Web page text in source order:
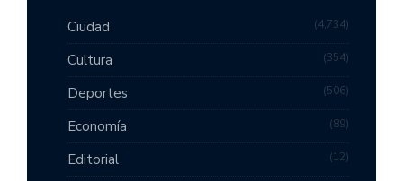
Ciudad 4,734
Cultura 354
Deportes 506
Economía 89
Editorial 12